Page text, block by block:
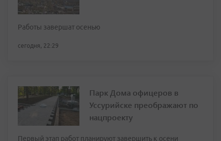
Работы завершат осенью
сегодня, 22:29
Парк Дома офицеров в
Уссурийске преображают по
нацпроекту
Первый этап работ планируют завершить к осени